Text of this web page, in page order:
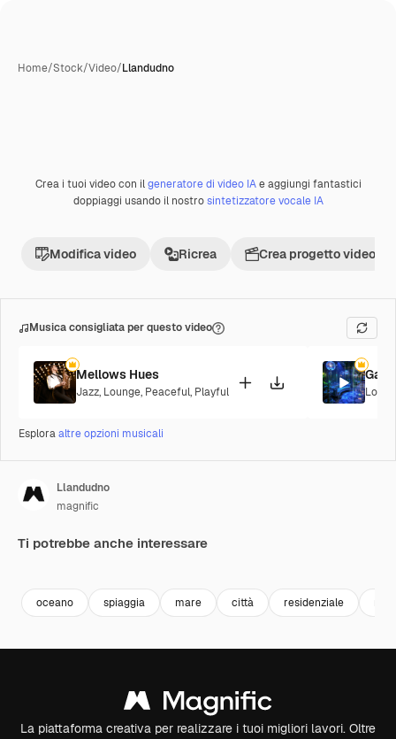
Home/Stock/Video/Llandudno
Crea i tuoi video con ilgeneratore di video IAe aggiungi fantastici
doppiaggi usando il nostrosintetizzatore vocale IA
Modifica video Ricrea Crea progetto video
Musica consigliata per questo video
Mellows Hues
Jazz, Lounge, Peaceful, Playful
Esploraaltre opzioni musicali
Llandudno
magnific
Ti potrebbe anche interessare
oceano spiaggia mare città residenziale
La piattaforma creativa per realizzare i tuoi migliori lavori. Oltre